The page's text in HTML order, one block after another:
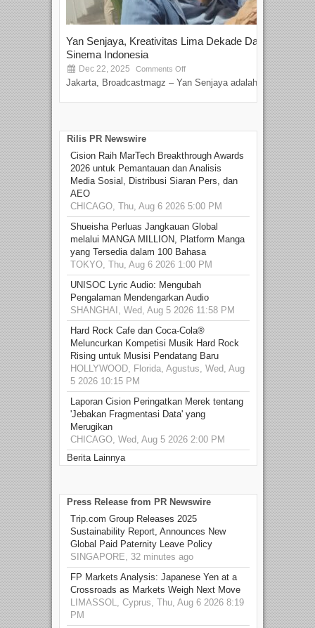
Yan Senjaya, Kreativitas Lima Dekade Dalam
Sinema Indonesia
Dec 22, 2025 Comments Off
Jakarta, Broadcastmagz – Yan Senjaya adalah...
Rilis PR Newswire
Cision Raih MarTech Breakthrough Awards
2026 untuk Pemantauan dan Analisis
Media Sosial, Distribusi Siaran Pers, dan
AEO
CHICAGO, Thu, Aug 6 2026 5:00 PM
Shueisha Perluas Jangkauan Global
melalui MANGA MILLION, Platform Manga
yang Tersedia dalam 100 Bahasa
TOKYO, Thu, Aug 6 2026 1:00 PM
UNISOC Lyric Audio: Mengubah
Pengalaman Mendengarkan Audio
SHANGHAI, Wed, Aug 5 2026 11:58 PM
Hard Rock Cafe dan Coca-Cola®
Meluncurkan Kompetisi Musik Hard Rock
Rising untuk Musisi Pendatang Baru
HOLLYWOOD, Florida, Agustus, Wed, Aug
5 2026 10:15 PM
Laporan Cision Peringatkan Merek tentang
'Jebakan Fragmentasi Data' yang
Merugikan
CHICAGO, Wed, Aug 5 2026 2:00 PM
Berita Lainnya
Press Release from PR Newswire
Trip.com Group Releases 2025
Sustainability Report, Announces New
Global Paid Paternity Leave Policy
SINGAPORE, 32 minutes ago
FP Markets Analysis: Japanese Yen at a
Crossroads as Markets Weigh Next Move
LIMASSOL, Cyprus, Thu, Aug 6 2026 8:19
PM